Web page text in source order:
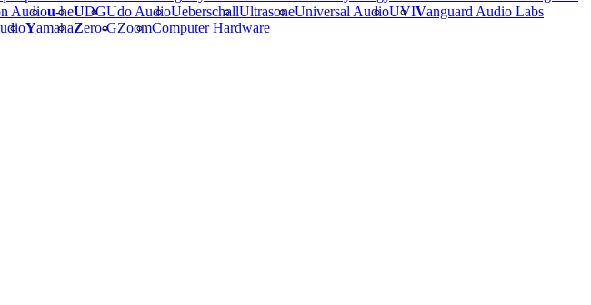
Audiou-heUDGUdo AudioUeberschallUltrasoneUniversal AudioUVIVanguard Audio Labs
YamahaZero-GZoomComputer Hardware